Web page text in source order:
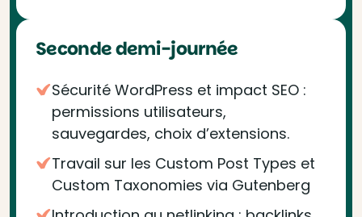
Seconde demi-journée
Sécurité WordPress et impact SEO :
permissions utilisateurs,
sauvegardes, choix d’extensions.
Travail sur les Custom Post Types et
Custom Taxonomies via Gutenberg